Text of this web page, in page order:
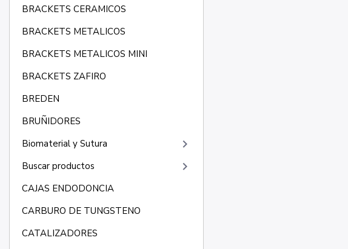
BRACKETS CERAMICOS
BRACKETS METALICOS
BRACKETS METALICOS MINI
BRACKETS ZAFIRO
BREDEN
BRUÑIDORES
Biomaterial y Sutura
keyboard_arrow_right
Buscar productos keyboard_arrow_right
CAJAS ENDODONCIA
CARBURO DE TUNGSTENO
CATALIZADORES